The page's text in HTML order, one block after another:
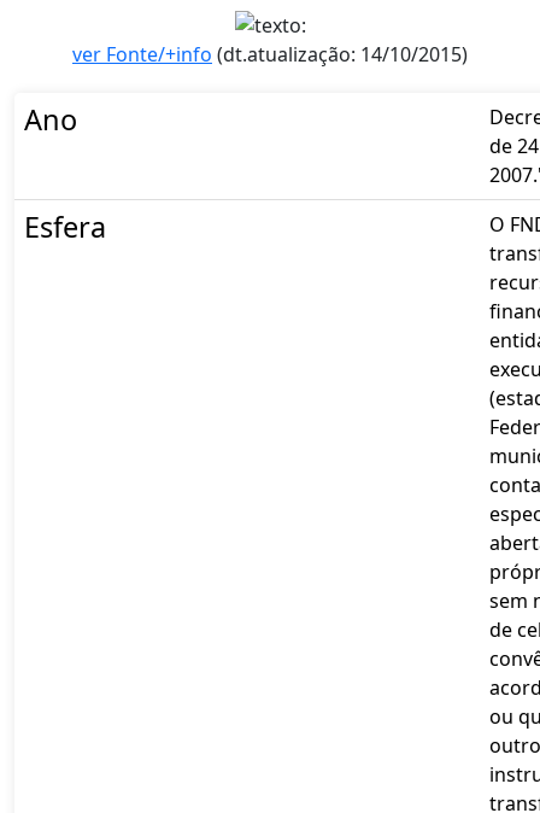
ver Fonte/+info (dt.atualização: 14/10/2015)
Ano
de
Esfera
O
sem
de
ou
outro